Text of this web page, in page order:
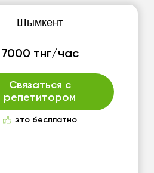
Шымкент
7000 тнг/час
Связаться с
репетитором
это бесплатно